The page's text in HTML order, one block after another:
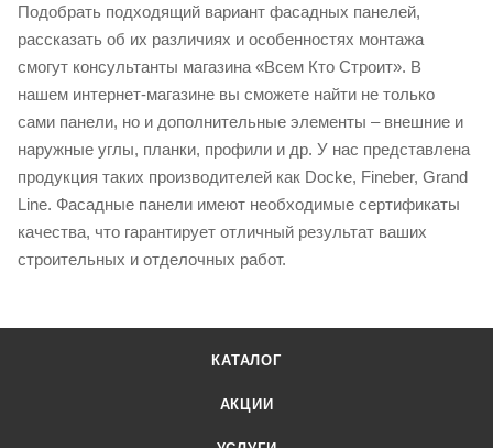
Подобрать подходящий вариант фасадных панелей,
рассказать об их различиях и особенностях монтажа
смогут консультанты магазина «Всем Кто Строит». В
нашем интернет-магазине вы сможете найти не только
сами панели, но и дополнительные элементы – внешние и
наружные углы, планки, профили и др. У нас представлена
продукция таких производителей как Docke, Fineber, Grand
Line. Фасадные панели имеют необходимые сертификаты
качества, что гарантирует отличный результат ваших
строительных и отделочных работ.
КАТАЛОГ
АКЦИИ